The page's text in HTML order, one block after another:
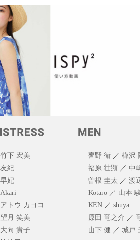
竹下 宏美
友紀
早妃
Akari
アトウ カヨコ
望月 笑美
大向 貴子
齊野 衛 ／樺沢
福原 壮顕 ／中
曽根 圭太 ／渡
Kotaro ／ 山本
KEN ／shuya
原田 竜之介 ／
山下 健 ／城戸